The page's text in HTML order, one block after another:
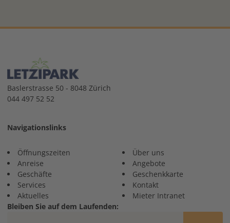
Baslerstrasse 50 - 8048 Zürich
044 497 52 52
Navigationslinks
Öffnungszeiten
Anreise
Geschäfte
Services
Aktuelles
Über uns
Angebote
Geschenkkarte
Kontakt
Mieter Intranet
Bleiben Sie auf dem Laufenden: